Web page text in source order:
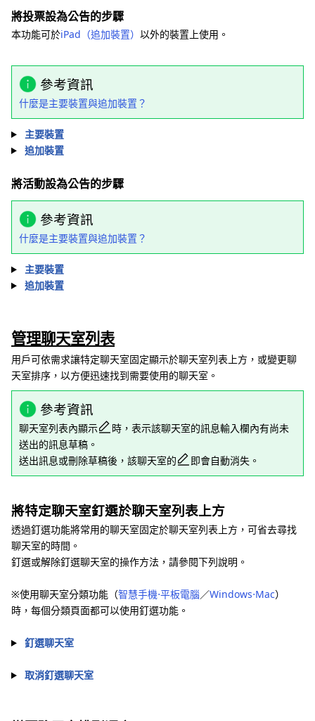
將投票設為公告的步驟
本功能可於iPad（追加裝置） 以外的裝置上使用。
參考資訊
什麼是主要裝置與追加裝置？
主要裝置
追加裝置
將活動設為公告的步驟
參考資訊
什麼是主要裝置與追加裝置？
主要裝置
追加裝置
管理聊天室列表
用戶可依需求讓特定聊天室固定顯示於聊天室列表上方，或變更聊
天室排序，以方便迅速找到需要使用的聊天室。
參考資訊
聊天室列表內顯示
時，表示該聊天室的訊息輸入欄內有尚未
送出的訊息草稿。
送出訊息或刪除草稿後，該聊天室的
即會自動消失。
將特定聊天室釘選於聊天室列表上方
透過釘選功能將常用的聊天室固定於聊天室列表上方，可省去尋找
聊天室的時間。
釘選或解除釘選聊天室的操作方法，請參閱下列說明。
※使用聊天室分類功能（智慧手機⋅平板電腦／Windows⋅Mac）
時，每個分類頁面都可以使用釘選功能。
釘選聊天室
取消釘選聊天室